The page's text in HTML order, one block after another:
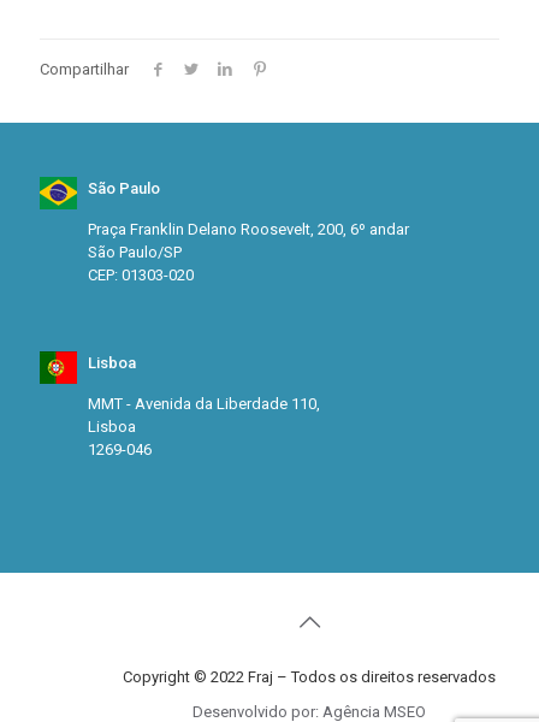
Compartilhar
São Paulo
Praça Franklin Delano Roosevelt, 200, 6º andar
São Paulo/SP
CEP: 01303-020
Lisboa
MMT - Avenida da Liberdade 110,
Lisboa
1269-046
Copyright © 2022 Fraj – Todos os direitos reservados
Desenvolvido por: Agência MSEO